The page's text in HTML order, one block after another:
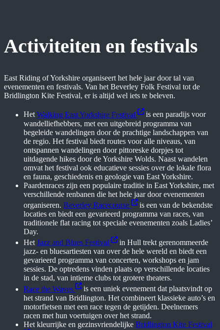
Activiteiten en festivals
East Riding of Yorkshire organiseert het hele jaar door tal van
evenementen en festivals. Van het Beverley Folk Festival tot de
Bridlington Kite Festival, er is altijd wel iets te beleven.
HetWalking East Yorkshire Festival
is een paradijs voor
wandelliefhebbers, met een uitgebreid programma van
begeleide wandelingen door de prachtige landschappen van
de regio. Het festival biedt routes voor alle niveaus, van
ontspannen wandelingen door pittoreske dorpjes tot
uitdagende hikes door de Yorkshire Wolds. Naast wandelen
omvat het festival ook educatieve sessies over de lokale flora
en fauna, geschiedenis en geologie van East Yorkshire.
Paardenraces zijn een populaire traditie in East Yorkshire, met
verschillende renbanen die het hele jaar door evenementen
organiseren. Beverley Racecourse
is een van de bekendste
locaties en biedt een gevarieerd programma van races, van
traditionele flat racing tot speciale evenementen zoals Ladies’
Day.
Het Jazz and Blues Festival
in Hull trekt gerenommeerde
jazz- en bluesartiesten van over de hele wereld en biedt een
gevarieerd programma van concerten, workshops en jam
sessies. De optredens vinden plaats op verschillende locaties
in de stad, van intieme clubs tot grotere theaters.
Race the Waves
is een uniek evenement dat plaatsvindt op
het strand van Bridlington. Het combineert klassieke auto’s en
motorfietsen met een race tegen de getijden. Deelnemers
racen met hun voertuigen over het strand.
Het kleurrijke en gezinsvriendelijke Bridlington Kite Festival